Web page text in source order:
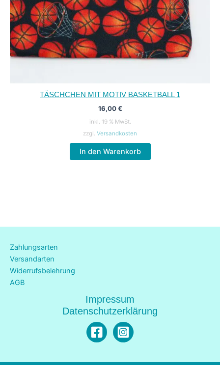
TÄSCHCHEN MIT MOTIV BASKETBALL 1
16,00€
inkl. 19 % MwSt.
zzgl. Versandkosten
In den Warenkorb
Zahlungsarten
Versandarten
Widerrufsbelehrung
AGB
Impressum
Datenschutzerklärung